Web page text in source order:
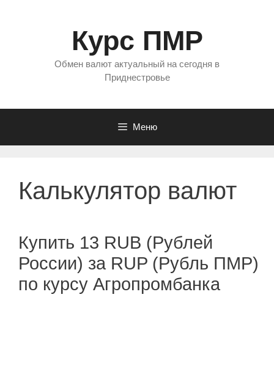
Курс ПМР
Обмен валют актуальный на сегодня в
Приднестровье
Меню
Калькулятор валют
Купить 13 RUB (Рублей
России) за RUP (Рубль ПМР)
по курсу Агропромбанка